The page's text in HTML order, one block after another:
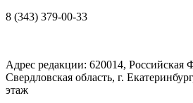
8 (343) 379-00-33
Адрес редакции: 620014, Российская
Свердловская область, г. Екатеринбург
этаж